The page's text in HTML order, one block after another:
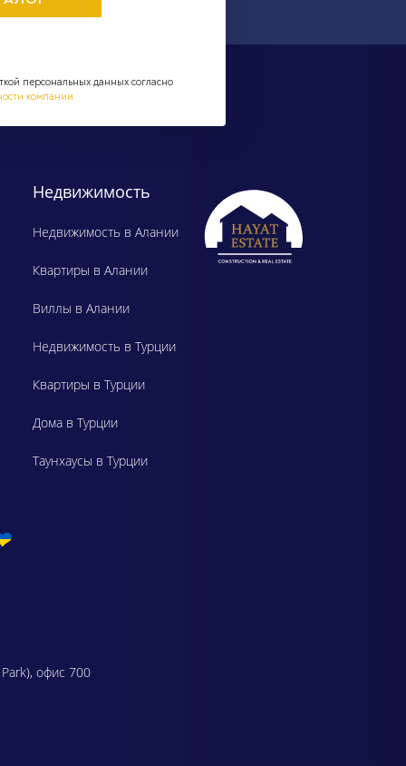
персональных данных согласно
компании
Недвижимость
Недвижимость в Алании
Квартиры в Алании
Виллы в Алании
Недвижимость в Турции
Квартиры в Турции
Дома в Турции
Таунхаусы в Турции
офис 700